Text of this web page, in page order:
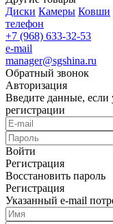
Диски Камеры Ковши
телефон
+7 (968) 633-32-53
e-mail
manager@sgshina.ru
Обратный звонок
Авторизация
Введите данные, если
регистрации
Войти
Регистрация
Восстановить пароль
Регистрация
Указанный e-mail